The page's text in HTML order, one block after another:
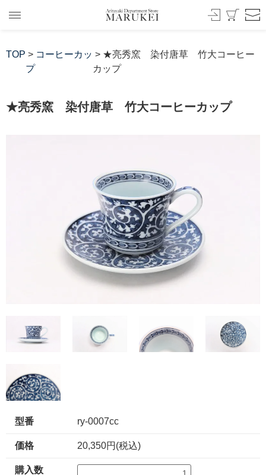
TOP > コーヒーカッ
プ
> ★亮秀窯 染付唐草 竹大コーヒー
カップ
★亮秀窯 染付唐草 竹大コーヒーカップ
型番 ry-0007cc
価格 20,350円(税込)
購入数